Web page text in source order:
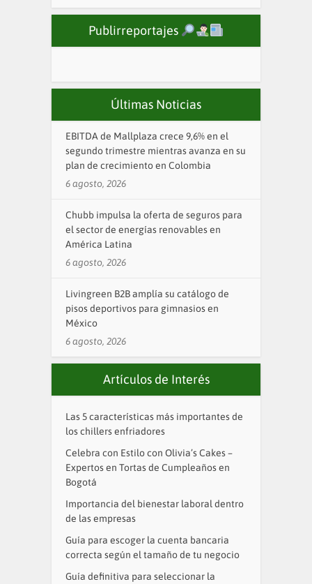
Publirreportajes
Últimas Noticias
EBITDA de Mallplaza crece 9,6% en el
segundo trimestre mientras avanza en su
plan de crecimiento en Colombia
6 agosto, 2026
Chubb impulsa la oferta de seguros para
el sector de energías renovables en
América Latina
6 agosto, 2026
Livingreen B2B amplía su catálogo de
pisos deportivos para gimnasios en
México
6 agosto, 2026
Artículos de Interés
Las 5 características más importantes de
los chillers enfriadores
Celebra con Estilo con Olivia’s Cakes –
Expertos en Tortas de Cumpleaños en
Bogotá
Importancia del bienestar laboral dentro
de las empresas
Guía para escoger la cuenta bancaria
correcta según el tamaño de tu negocio
Guía definitiva para seleccionar la